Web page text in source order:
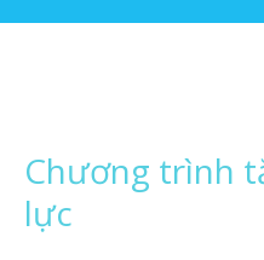
Chương trình
lực